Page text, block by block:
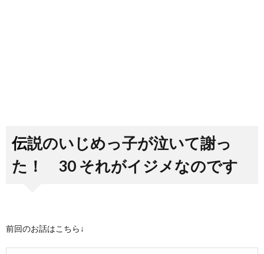
伝説のいじめっ子が泣いて謝っ
た！ 30 それがイジメなのです
前回のお話はこちら↓